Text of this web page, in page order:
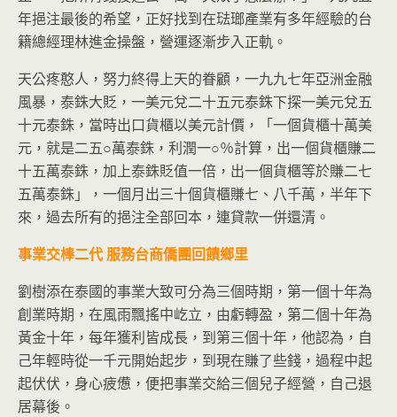
年挹注最後的希望，正好找到在琺瑯產業有多年經驗的台
籍總經理林進金操盤，營運逐漸步入正軌。
天公疼憨人，努力終得上天的眷顧，一九九七年亞洲金融
風暴，泰銖大貶，一美元兌二十五元泰銖下探一美元兌五
十元泰銖，當時出口貨櫃以美元計價，「一個貨櫃十萬美
元，就是二五○萬泰銖，利潤一○％計算，出一個貨櫃賺二
十五萬泰銖，加上泰銖貶值一倍，出一個貨櫃等於賺二七
五萬泰銖」，一個月出三十個貨櫃賺七、八千萬，半年下
來，過去所有的挹注全部回本，連貸款一併還清。
事業交棒二代服務台商僑團回饋鄉里
劉樹添在泰國的事業大致可分為三個時期，第一個十年為
創業時期，在風雨飄搖中屹立，由虧轉盈，第二個十年為
黃金十年，每年獲利皆成長，到第三個十年，他認為，自
己年輕時從一千元開始起步，到現在賺了些錢，過程中起
起伏伏，身心疲憊，便把事業交給三個兒子經營，自己退
居幕後。